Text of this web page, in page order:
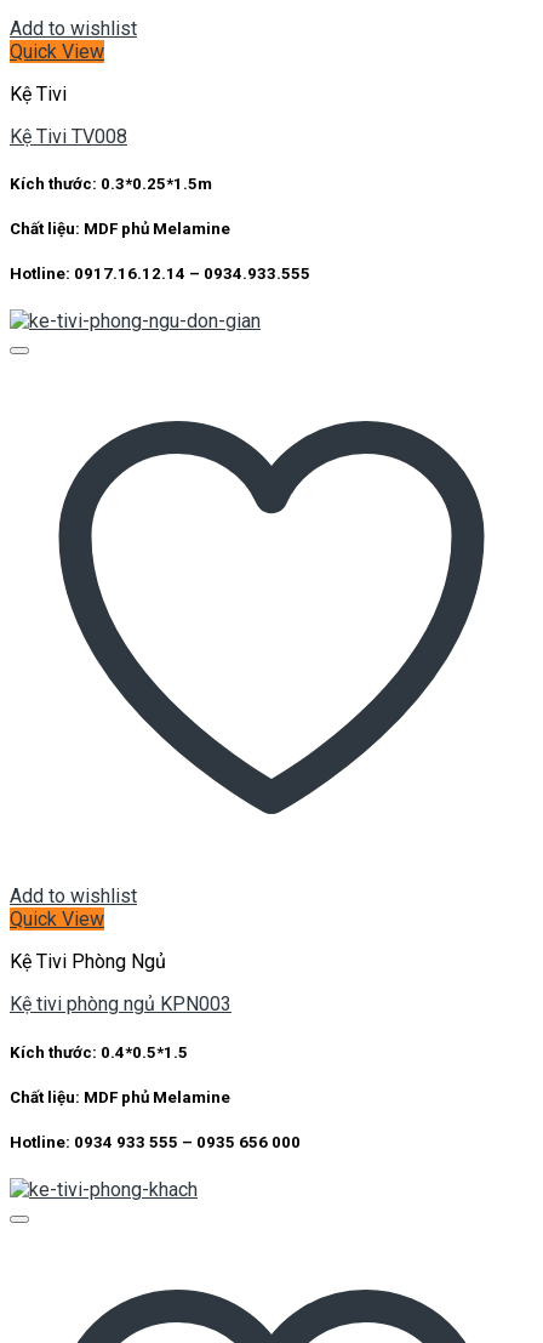
Add to wishlist
Quick View
Kệ Tivi
Kệ Tivi TV008
Kích thước: 0.3*0.25*1.5m
Chất liệu: MDF phủ Melamine
Hotline: 0917.16.12.14 – 0934.933.555
Add to wishlist
Quick View
Kệ Tivi Phòng Ngủ
Kệ tivi phòng ngủ KPN003
Kích thước: 0.4*0.5*1.5
Chất liệu: MDF phủ Melamine
Hotline: 0934 933 555 – 0935 656 000